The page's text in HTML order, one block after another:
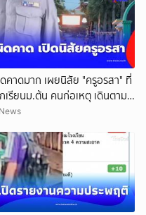
คาดมาก เผยนิสัย "ครูอรสา" ที่
เรียนม.ต้น คนก่อเหตุ เดินตาม